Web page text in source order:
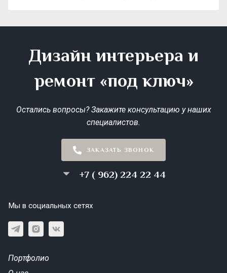
Дизайн интерьера и
ремонт «под ключ»
Остались вопросы? Закажите консультацию у наших
специалистов.
ЗАКАЗАТЬ ЗВОНОК
+7 ( 962) 224 22 44
Мы в социальных сетях
Портфолио